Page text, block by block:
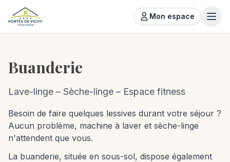
Mon espace
Buanderie
Lave-linge – Sèche-linge – Espace fitness
Besoin de faire quelques lessives durant votre séjour ?
Aucun problème, machine à laver et sèche-linge
n'attendent que vous.
La buanderie, située en sous-sol, dispose également